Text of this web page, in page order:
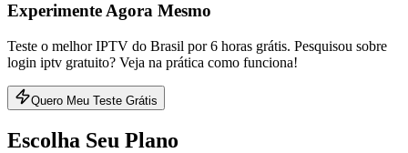
Experimente Agora Mesmo
Teste o melhor IPTV do Brasil por 6 horas grátis. Pesquisou sobre
login iptv gratuito? Veja na prática como funciona!
Quero Meu Teste Grátis
Escolha Seu Plano